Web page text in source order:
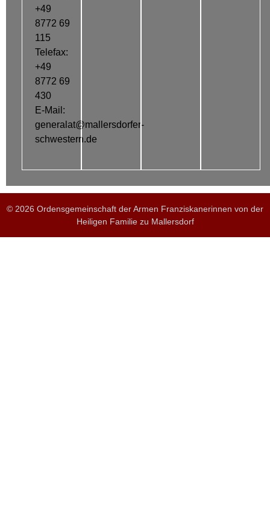
+49
8772 69
115
Telefax:
+49
8772 69
430
E-Mail:
generalat@mallersdorfer-
schwestern.de
© 2026 Ordensgemeinschaft der Armen Franziskanerinnen von der
Heiligen Familie zu Mallersdorf